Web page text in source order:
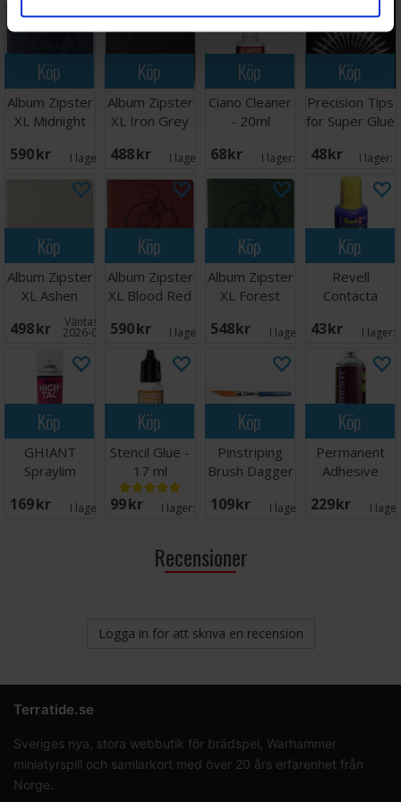
Köp
Album Zipster
XL Midnight
pocket
590 SEK I lager: 5
Köp
Album Zipster
XL Iron Grey
488 SEK I lager: 3
Köp
Ciano Cleaner
- 20ml
68 SEK I lager:
Köp
Precision Tips
for Super Glue
48 SEK I lager:
Köp
Album Zipster
XL Ashen
White 24-
pocket
498 SEK Väntas in:
2026-08-17
Köp
Album Zipster
XL Blood Red
590 SEK I lager: 6
Köp
Album Zipster
XL Forest
pocket
548 SEK I lager: 4
Köp
Revell
Contacta
43 SEK I lager:
Köp
GHIANT
Spraylim
400ml
169 SEK I lager: 7
Köp
Stencil Glue -
17 ml
99 SEK I lager:
Köp
Pinstriping
Brush Dagger
109 SEK I lager: 7
Köp
Permanent
Adhesive
229 SEK I
Recensioner
Logga in för att skriva en recension
Terratide.se
Sveriges nya, stora webbutik för brädspel, Warhammer
miniatyrspill och samlarkort med över 20 års erfarenhet från
Norge.